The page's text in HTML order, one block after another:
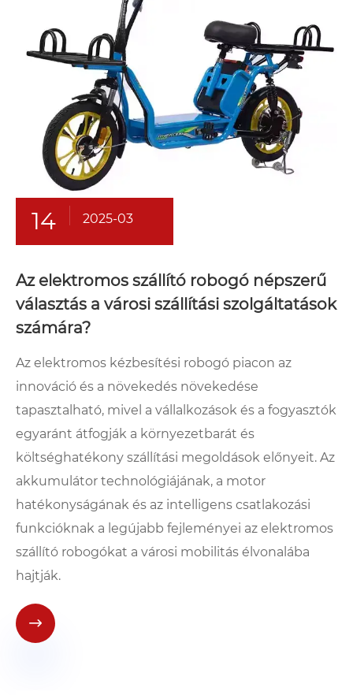
14 2025-03
Az elektromos szállító robogó népszerű
választás a városi szállítási szolgáltatások
számára?
Az elektromos kézbesítési robogó piacon az
innováció és a növekedés növekedése
tapasztalható, mivel a vállalkozások és a fogyasztók
egyaránt átfogják a környezetbarát és
költséghatékony szállítási megoldások előnyeit. Az
akkumulátor technológiájának, a motor
hatékonyságának és az intelligens csatlakozási
funkcióknak a legújabb fejleményei az elektromos
szállító robogókat a városi mobilitás élvonalába
hajtják.
